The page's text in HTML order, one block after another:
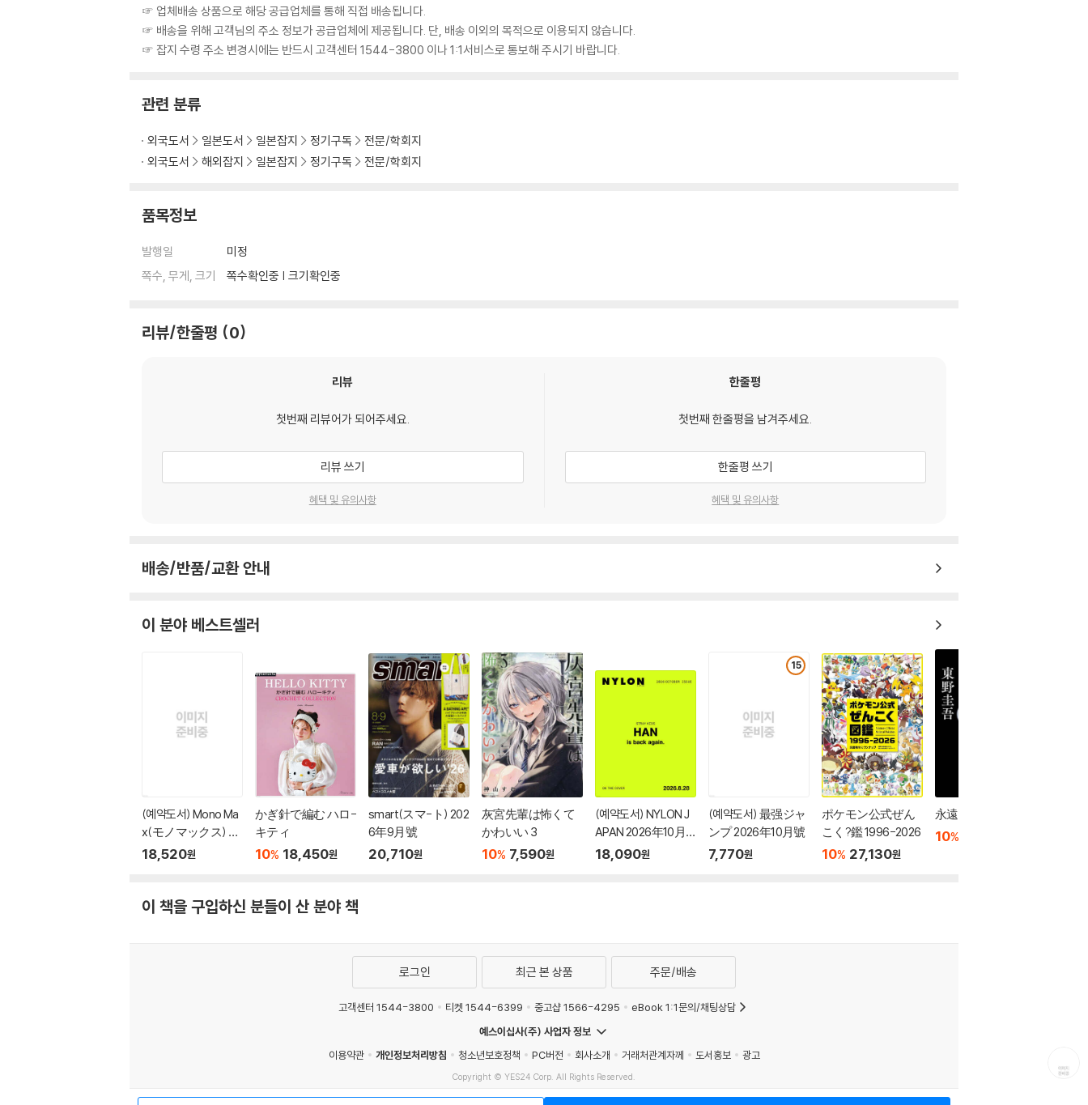
☞ 업체배송 상품으로 해당 공급업체를 통해 직접 배송됩니다.
☞ 배송을 위해 고객님의 주소 정보가 공급업체에 제공됩니다. 단, 배송 이외의 목적으로 이용되지 않습니다.
☞ 잡지 수령 주소 변경시에는 반드시 고객센터 1544-3800 이나 1:1서비스로 통보해 주시기 바랍니다.
관련 분류
외국도서 일본도서 일본잡지 정기구독
전문/학회지
외국도서
해외잡지 일본잡지 정기구독 전문/학회지
품목정보
발행일
미정
쪽수, 무게, 크기
쪽수확인중 | 크기확인중
리뷰/한줄평 0
리뷰
첫번째 리뷰어가 되어주세요.
리뷰 쓰기
혜택 및 유의사항
한줄평
첫번째 한줄평을 남겨주세요.
한줄평 쓰기
혜택 및 유의사항
배송/반품/교환 안내
이 분야 베스트셀러
(예약도서) Mono Ma
x(モノマックス) 20
26年10月號
18,520원
かぎ針で編む ハロ-
キティ
10% 18,450원
smart(スマ-ト) 202
6年9月號
20,710원
灰宮先輩は怖くて
かわいい 3
10% 7,590원
(예약도서) NYLON J
APAN 2026年10月
號 HAN (Stray Kids)
18,090원
15
(예약도서) 最强ジャ
ンプ 2026年10月號
7,770원
ポケモン公式ぜん
こく?鑑 1996-2026
10% 27,130원
永遠の記憶
10%
이 책을 구입하신 분들이 산 분야 책
로그인 최근 본 상품 주문/배송
고객센터 1544-3800 티켓 1544-6399 중고샵 1566-4295
eBook 1:1문의/채팅상담
예스이십사(주) 사업자 정보
이용약관
개인정보처리방침 청소년보호정책 PC버전 회사소개 거래처관계자께 도서홍보 광고
Copyright © YES24 Corp. All Rights Reserved.